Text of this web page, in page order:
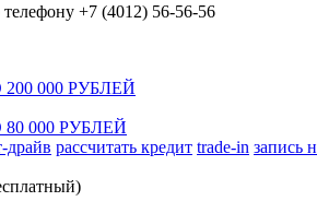
+7 (4012) 56-56-56
000 РУБЛЕЙ
000 РУБЛЕЙ
драйв рассчитать кредит trade-in запись